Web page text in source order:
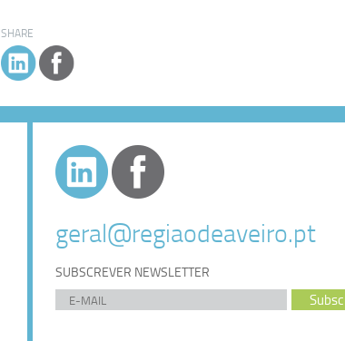
SHARE
geral@regiaodeaveiro.pt
SUBSCREVER NEWSLETTER